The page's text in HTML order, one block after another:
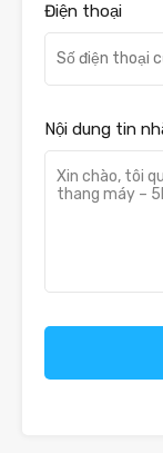
Điện thoại
Nội dung tin